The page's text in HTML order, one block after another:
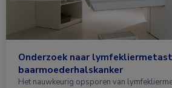
Onderzoek naar
baarmoederhalskanker
Het nauwkeurig opsporen van